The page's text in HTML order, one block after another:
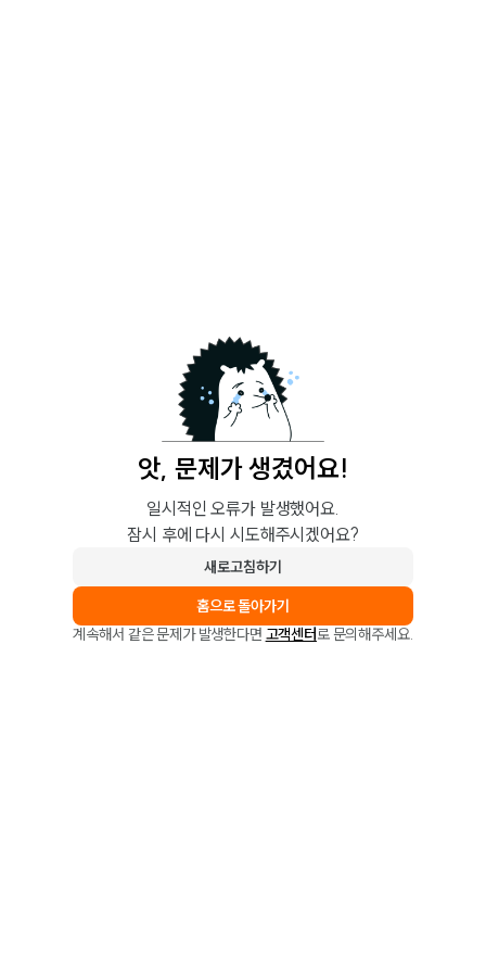
앗, 문제가 생겼어요!
일시적인 오류가 발생했어요.
잠시 후에 다시 시도해주시겠어요?
새로고침하기
홈으로 돌아가기
계속해서 같은 문제가 발생한다면 고객센터로 문의해주세요.